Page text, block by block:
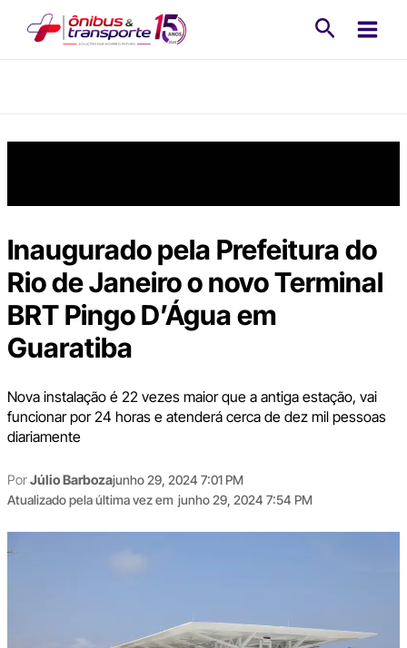
Inaugurado pela Prefeitura do
Rio de Janeiro o novo Terminal
BRT Pingo D’Água em
Guaratiba
Nova instalação é 22 vezes maior que a antiga estação, vai
funcionar por 24 horas e atenderá cerca de dez mil pessoas
diariamente
PorJúlio Barbozajunho 29, 2024 7:01 PM
Atualizado pela última vez em junho 29, 2024 7:54 PM